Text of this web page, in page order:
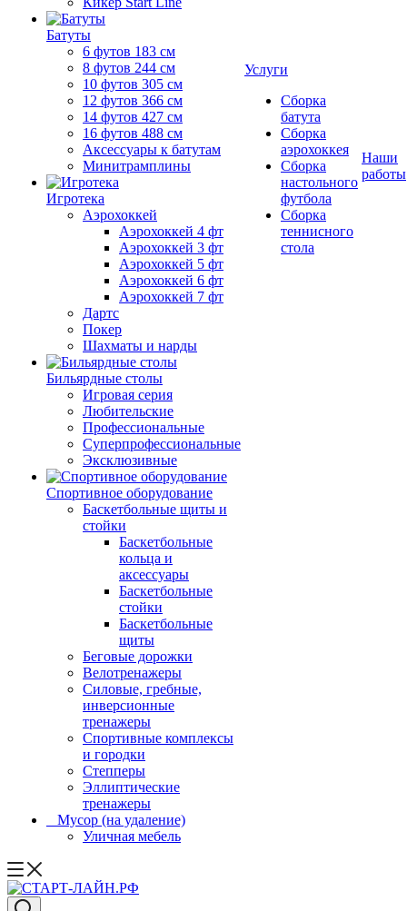
Батуты
6 футов 183 см
8 футов 244 см
10 футов 305 см
12 футов 366 см
14 футов 427 см
16 футов 488 см
Аксессуары к батутам
Минитрамплины
Игротека
Аэрохоккей
Аэрохоккей 4 фт
Аэрохоккей 3 фт
Аэрохоккей 5 фт
Аэрохоккей 6 фт
Аэрохоккей 7 фт
Дартс
Покер
Шахматы и нарды
Бильярдные столы
Игровая серия
Любительские
Профессиональные
Суперпрофессиональные
Эксклюзивные
Спортивное оборудование
Баскетбольные щиты и
стойки
Баскетбольные
кольца и
аксессуары
Баскетбольные
стойки
Баскетбольные
щиты
Беговые дорожки
Велотренажеры
Силовые, гребные,
инверсионные
тренажеры
Спортивные комплексы
и городки
Степперы
Эллиптические
тренажеры
_ Мусор (на удаление)
Уличная мебель
Услуги
Сборка
батута
Сборка
аэрохоккея
Сборка
настольного
футбола
Сборка
теннисного
стола
Наши
работы